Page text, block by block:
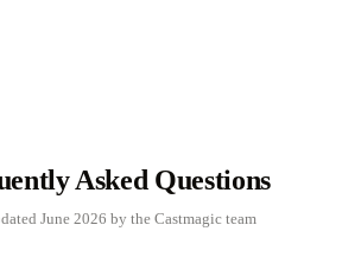
Asked Questions
June 2026 by the Castmagic team